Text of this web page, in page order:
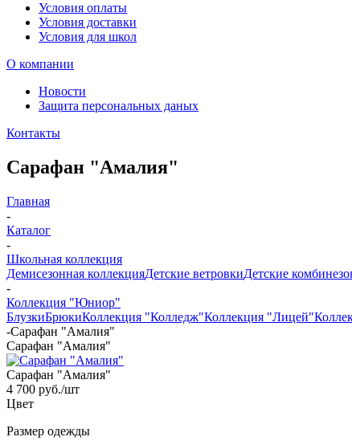
Условия оплаты
Условия доставки
Условия для школ
О компании
Новости
Защита персональных даных
Контакты
Сарафан "Амалия"
Главная
-
Каталог
-
Школьная коллекция
Демисезонная коллекцияДетские ветровкиДетские
-
Коллекция "Юниор"
БлузкиБрюкиКоллекция "Колледж"Коллекция "Лицей"
-Сарафан "Амалия"
Сарафан "Амалия"
Сарафан "Амалия"
4 700 руб./шт
Цвет
Размер одежды